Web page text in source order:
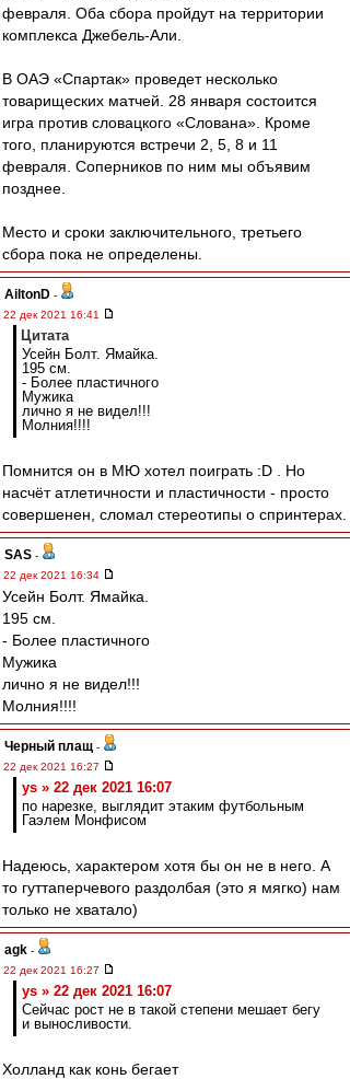
февраля. Оба сбора пройдут на территории
комплекса Джебель-Али.
В ОАЭ «Спартак» проведет несколько
товарищеских матчей. 28 января состоится
игра против словацкого «Слована». Кроме
того, планируются встречи 2, 5, 8 и 11
февраля. Соперников по ним мы объявим
позднее.
Место и сроки заключительного, третьего
сбора пока не определены.
AiltonD -
22 дек 2021 16:41
Цитата
Усейн Болт. Ямайка.
195 см.
- Более пластичного
Мужика
лично я не видел!!!
Молния!!!!
Помнится он в МЮ хотел поиграть :D . Но
насчёт атлетичности и пластичности - просто
совершенен, сломал стереотипы о спринтерах.
SAS -
22 дек 2021 16:34
Усейн Болт. Ямайка.
195 см.
- Более пластичного
Мужика
лично я не видел!!!
Молния!!!!
Черный плащ -
22 дек 2021 16:27
ys » 22 дек 2021 16:07
по нарезке, выглядит этаким футбольным
Гаэлем Монфисом
Надеюсь, характером хотя бы он не в него. А
то гуттаперчевого раздолбая (это я мягко) нам
только не хватало)
agk -
22 дек 2021 16:27
ys » 22 дек 2021 16:07
Сейчас рост не в такой степени мешает бегу
и выносливости.
Холланд как конь бегает